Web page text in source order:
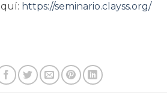
https://seminario.clayss.org/